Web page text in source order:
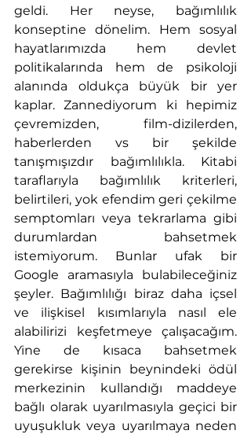
geldi. Her neyse, bağımlılık
konseptine dönelim. Hem sosyal
hayatlarımızda hem devlet
politikalarında hem de psikoloji
alanında oldukça büyük bir yer
kaplar. Zannediyorum ki hepimiz
çevremizden, film-dizilerden,
haberlerden vs bir şekilde
tanışmışızdır bağımlılıkla. Kitabi
taraflarıyla bağımlılık kriterleri,
belirtileri, yok efendim geri çekilme
semptomları veya tekrarlama gibi
durumlardan bahsetmek
istemiyorum. Bunlar ufak bir
Google aramasıyla bulabileceğiniz
şeyler. Bağımlılığı biraz daha içsel
ve ilişkisel kısımlarıyla nasıl ele
alabilirizi keşfetmeye çalışacağım.
Yine de kısaca bahsetmek
gerekirse kişinin beynindeki ödül
merkezinin kullandığı maddeye
bağlı olarak uyarılmasıyla geçici bir
uyuşukluk veya uyarılmaya neden